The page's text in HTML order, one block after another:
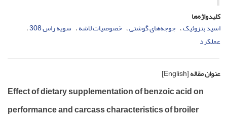
کلیدواژه‌ها
اسید بنزوئیک جوجه‌های گوشتی خصوصیات لاشه سویه راس 308
عملکرد
عنوان مقاله[English]
Effect of dietary supplementation of benzoic acid on
performance and carcass characteristics of broiler